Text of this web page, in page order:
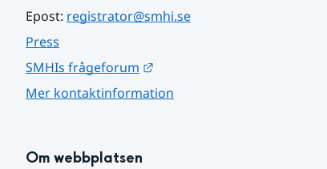
Epost: registrator@smhi.se
Press
SMHIs frågeforum
Mer kontaktinformation
Om webbplatsen